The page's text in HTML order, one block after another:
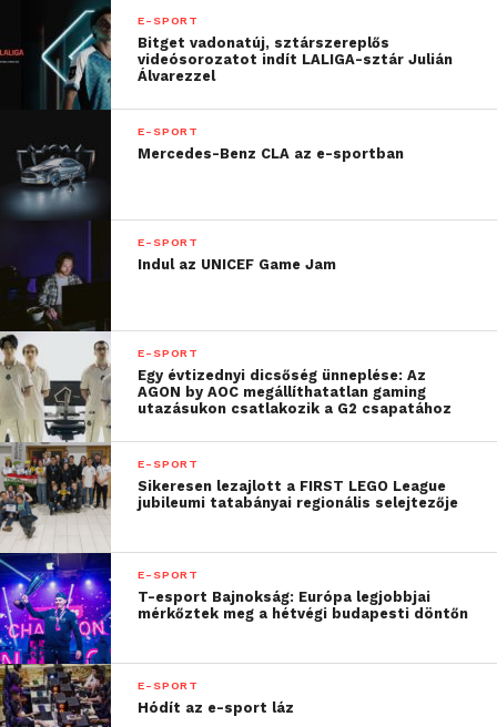
az együttműködés
számos lehetőséget kínál
majd rajongóinknak és
ügyfeleinknek.”
„E partnerség révén az
LG aktívan támogathatja
a gaming közösséget,
monitorainkkal pedig a
Gen.G elit játékosai a
lehető legtöbbet
hozhatják ki magukból”
— mondta Jang Ik-hwan, az LG üzleti megoldások
divíziójának szenior alelnöke és IT termékekért
felelős vezetője.
„Büszkék vagyunk arra,
hogy kivételes
monitorainkkal
E-SPORT
Bitget vadonatúj, sztárszereplős
videósorozatot indít LALIGA-sztár Julián
Álvarezzel
E-SPORT
Mercedes-Benz CLA az e-sportban
E-SPORT
Indul az UNICEF Game Jam
E-SPORT
Egy évtizednyi dicsőség ünneplése: Az
AGON by AOC megállíthatatlan gaming
utazásukon csatlakozik a G2 csapatához
E-SPORT
Sikeresen lezajlott a FIRST LEGO League
jubileumi tatabányai regionális selejtezője
E-SPORT
T-esport Bajnokság: Európa legjobbjai
mérkőztek meg a hétvégi budapesti döntőn
E-SPORT
Hódít az e-sport láz